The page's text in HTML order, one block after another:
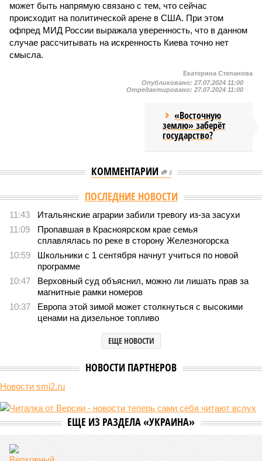
может быть напрямую связано с тем, что сейчас
происходит на политической арене в США. При этом
офпред МИД России выражала уверенность, что в данном
случае рассчитывать на искренность Киева точно нет
смысла.
Екатерина Степанова
Опубликовано: 27.07.2024 11:00
Отредактировано: 27.07.2024 11:00
«Восточную
землю» заберёт
государство?
КОММЕНТАРИИ 0
Версия //Общество //
Земля уже не раз показывала человечеству свой
крутой нрав – когда покажет снова?
Земля уже не раз показывала человечеству свой крутой
нрав – когда покажет снова?
Последние времена
Земля уже не раз показывала человечеству свой крутой нрав – когда
покажет снова? (фото: АР-ТАСС)
Природа постоянно вступает в противоречие с нами. Ведь пока
она стремится всё на планете держать в балансе, человечество
массовые катастрофы в прошлом – какими они были? Какие
ждут нас со дня на день и чем грозят?
Рассказ
последствия очередного апокалипсиса, искусственно